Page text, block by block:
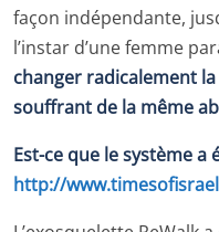
façon indépendante,
l’instar d’une femme
changer radicalement
souffrant de la même
Est-ce que le système a
http://